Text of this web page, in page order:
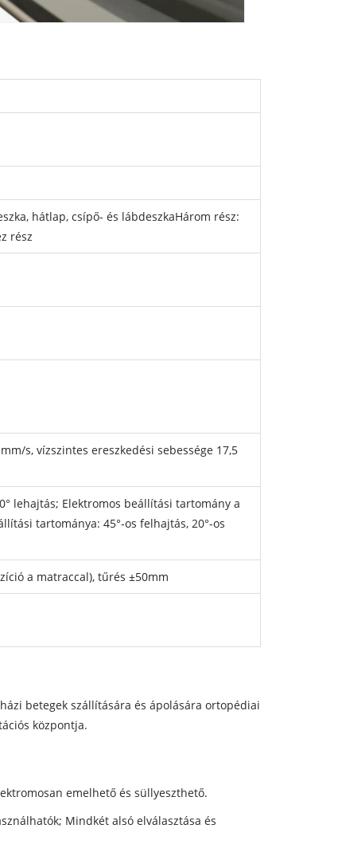
hátlap, csípő- és lábdeszkaHárom rész:
rész
s, vízszintes ereszkedési sebessége 17,5
lehajtás; Elektromos beállítási tartomány a
tartománya: 45°-os felhajtás, 20°-os
a matraccal), tűrés ±50mm
betegek szállítására és ápolására ortopédiai
központja.
emelhető és süllyeszthető.
Mindkét alsó elválasztása és